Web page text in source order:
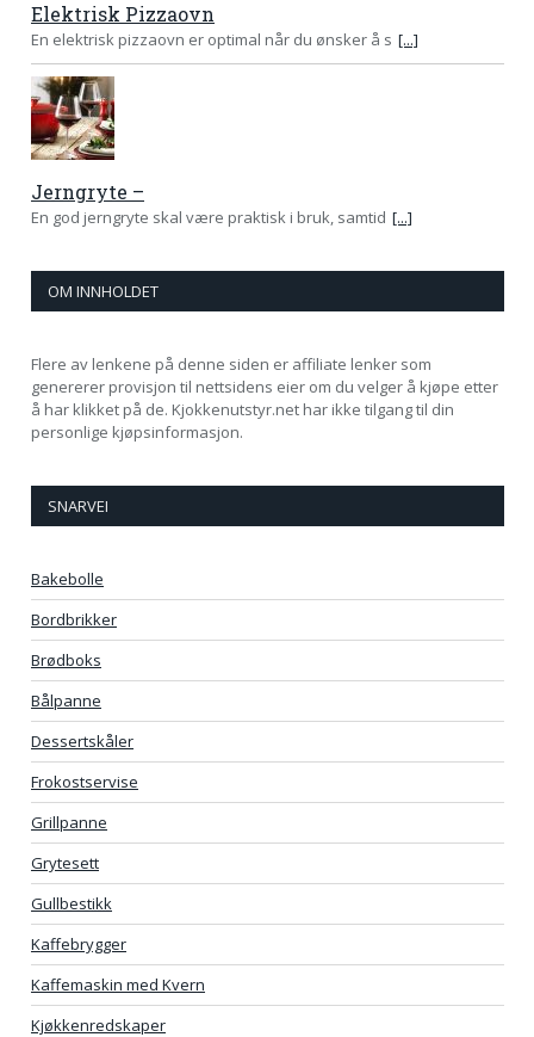
Elektrisk Pizzaovn
En elektrisk pizzaovn er optimal når du ønsker å s [...]
Jerngryte –
En god jerngryte skal være praktisk i bruk, samtid [...]
OM INNHOLDET
Flere av lenkene på denne siden er affiliate lenker som
genererer provisjon til nettsidens eier om du velger å kjøpe etter
å har klikket på de. Kjokkenutstyr.net har ikke tilgang til din
personlige kjøpsinformasjon.
SNARVEI
Bakebolle
Bordbrikker
Brødboks
Bålpanne
Dessertskåler
Frokostservise
Grillpanne
Grytesett
Gullbestikk
Kaffebrygger
Kaffemaskin med Kvern
Kjøkkenredskaper